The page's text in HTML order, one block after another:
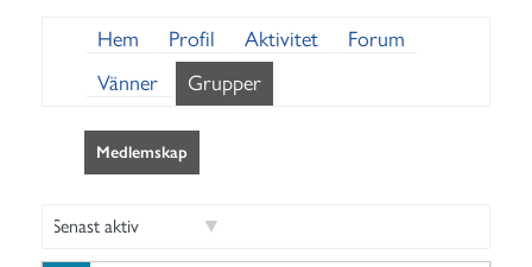
Hem Profil Aktivitet
Forum
Vänner
Grupper
Medlemskap